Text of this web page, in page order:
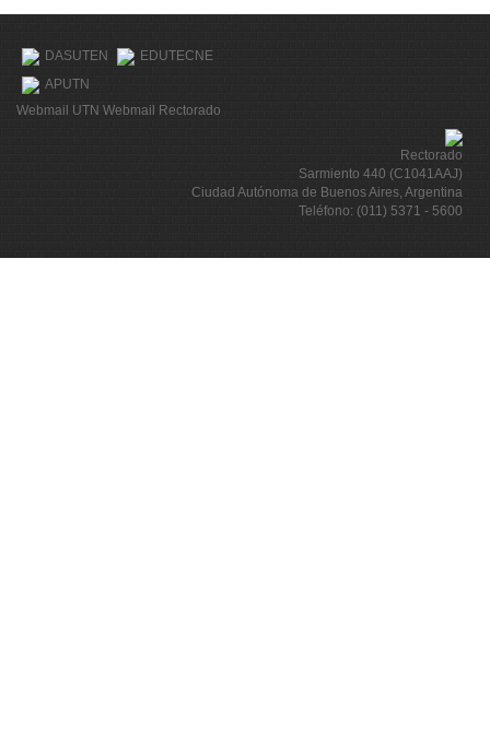
DASUTEN
EDUTECNE
APUTN
Webmail UTN Webmail Rectorado
Rectorado
Sarmiento 440 (C1041AAJ)
Ciudad Autónoma de Buenos Aires, Argentina
Teléfono: (011) 5371 - 5600